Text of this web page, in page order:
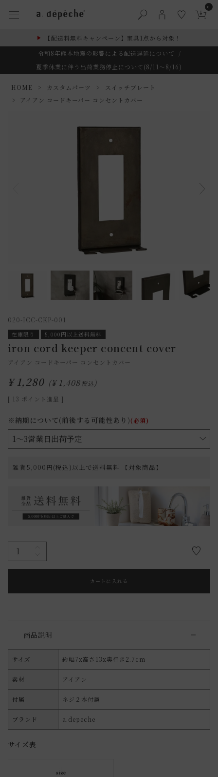
0
【配送料無料キャンペーン】家具1点から対象！
令和8年熊本地震の影響による配送遅延について
/
夏季休業に伴う出荷業務停止について(8/11～8/16)
HOME カスタムパーツ
スイッチプレート
アイアン コードキーパー コンセントカバー
020-ICC-CKP-001
在庫限り 5,000円以上送料無料
iron cord keeper concent cover
アイアン コードキーパー コンセントカバー
¥ 1,280 ¥ 1,408税込
[ 13 ポイント進呈 ]
※納期について(前後する可能性あり)(必須)
雑貨5,000円(税込)以上で送料無料 【対象商品】
カートに入れる
商品説明
サイズ 約幅7x高さ13x奥行き2.7cm
素材 アイアン
付属 ネジ２本付属
ブランド a.depeche
サイズ表